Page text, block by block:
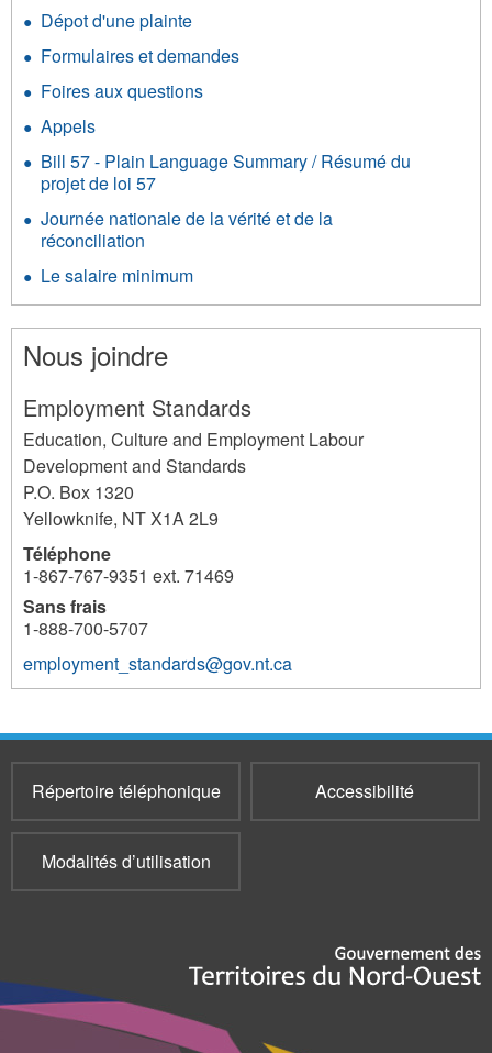
Dépot d'une plainte
Formulaires et demandes
Foires aux questions
Appels
Bill 57 - Plain Language Summary / Résumé du
projet de loi 57
Journée nationale de la vérité et de la
réconciliation
Le salaire minimum
Nous joindre
Employment Standards
Education, Culture and Employment Labour
Development and Standards
P.O. Box 1320
Yellowknife, NTX1A 2L9
Téléphone
1-867-767-9351 ext. 71469
Sans frais
1-888-700-5707
employment_standards@gov.nt.ca
205
Répertoire téléphonique Accessibilité
Modalités d’utilisation